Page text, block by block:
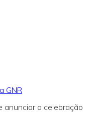
GNR
anunciar a celebração